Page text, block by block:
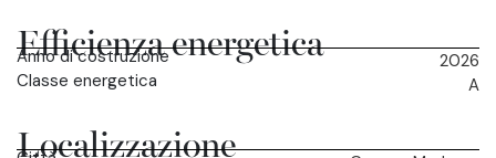
Efficienza energetica
Anno di costruzione
2026
Classe energetica
A
Localizzazione